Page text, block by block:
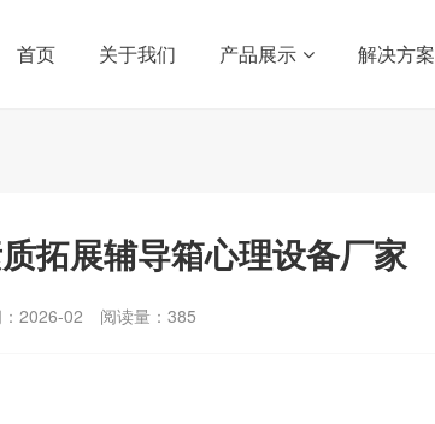
首页 关于我们 产品展示 解决方案
拓展辅导箱心理设备厂家
2026-02 阅读量： 385